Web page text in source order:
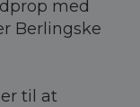
med
Berlingske
til at